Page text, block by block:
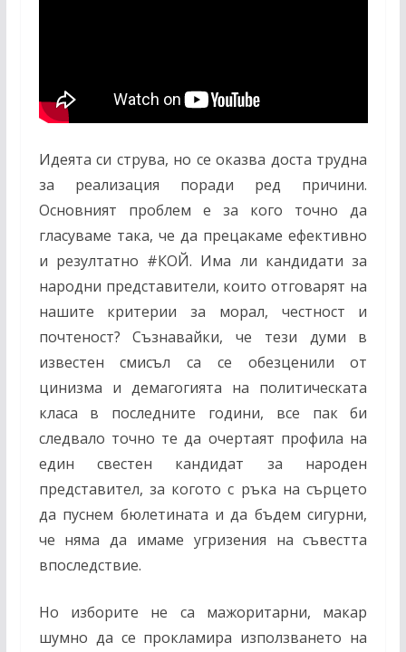
Идеята си струва, но се оказва доста трудна
за реализация поради ред причини.
Основният проблем е за кого точно да
гласуваме така, че да прецакаме ефективно
и резултатно #КОЙ. Има ли кандидати за
народни представители, които отговарят на
нашите критерии за морал, честност и
почтеност? Съзнавайки, че тези думи в
известен смисъл са се обезценили от
цинизма и демагогията на политическата
класа в последните години, все пак би
следвало точно те да очертаят профила на
един свестен кандидат за народен
представител, за когото с ръка на сърцето
да пуснем бюлетината и да бъдем сигурни,
че няма да имаме угризения на съвестта
впоследствие.
Но изборите не са мажоритарни, макар
шумно да се прокламира използването на